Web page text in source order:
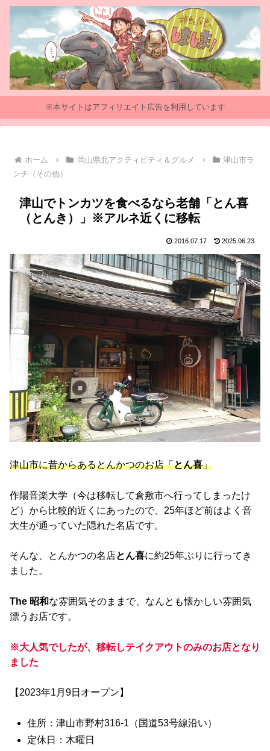
※本サイトはアフィリエイト広告を利用しています
ホーム 岡山県北アクティビティ＆グルメ
津山市ラ
ンチ（その他）
津山でトンカツを食べるなら老舗「とん喜
（とんき）」※アルネ近くに移転
2016.07.17 2025.06.23
津山市に昔からあるとんかつのお店「とん喜」
作陽音楽大学（今は移転して倉敷市へ行ってしまったけ
ど）から比較的近くにあったので、25年ほど前はよく音
大生が通っていた隠れた名店です。
そんな、とんかつの名店とん喜に約25年ぶりに行ってき
ました。
The 昭和な雰囲気そのままで、なんとも懐かしい雰囲気
漂うお店です。
※大人気でしたが、移転しテイクアウトのみのお店となり
ました
【2023年1月9日オープン】
住所：津山市野村316-1（国道53号線沿い）
定休日：木曜日